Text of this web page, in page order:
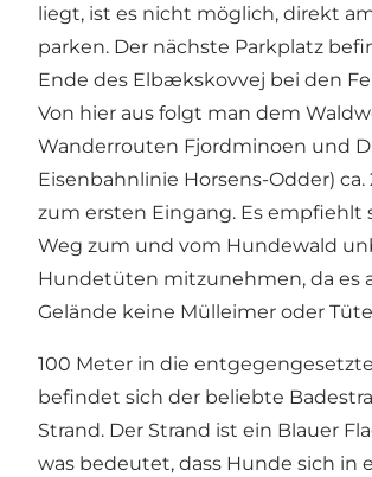
liegt, ist es nicht möglich, direkt
parken. Der nächste Parkplatz
Ende des Elbækskovvej bei den
Von hier aus folgt man dem
Wanderrouten Fjordminoen und
Eisenbahnlinie Horsens-Odder)
zum ersten Eingang. Es empfiehlt
Weg zum und vom Hundewald
Hundetüten mitzunehmen, da es
Gelände keine Mülleimer oder
100 Meter in die
befindet sich der beliebte
Strand. Der Strand ist ein Blauer
was bedeutet, dass Hunde sich in